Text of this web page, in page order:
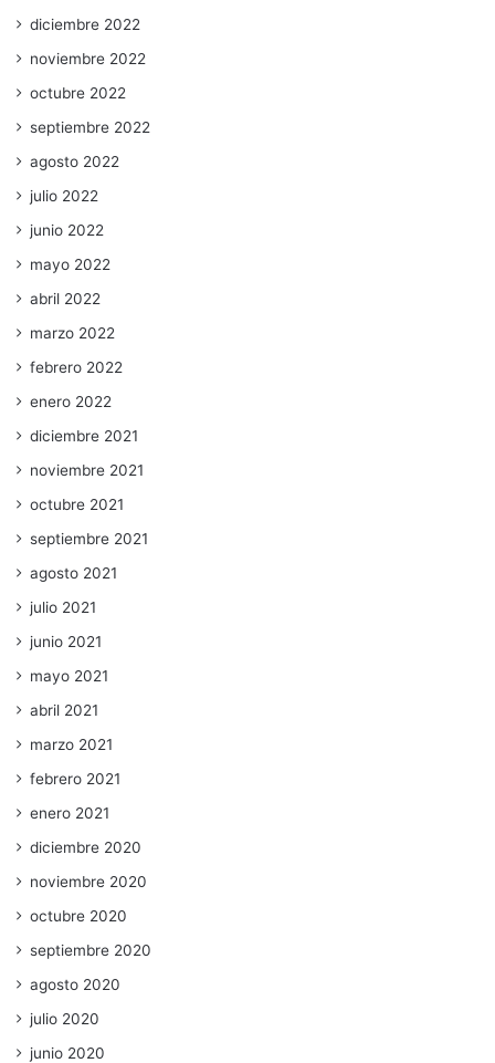
diciembre 2022
noviembre 2022
octubre 2022
septiembre 2022
agosto 2022
julio 2022
junio 2022
mayo 2022
abril 2022
marzo 2022
febrero 2022
enero 2022
diciembre 2021
noviembre 2021
octubre 2021
septiembre 2021
agosto 2021
julio 2021
junio 2021
mayo 2021
abril 2021
marzo 2021
febrero 2021
enero 2021
diciembre 2020
noviembre 2020
octubre 2020
septiembre 2020
agosto 2020
julio 2020
junio 2020